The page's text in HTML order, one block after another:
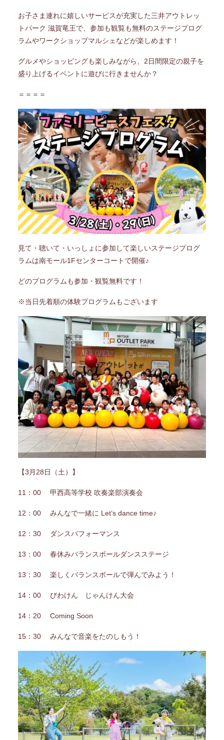
お子さま連れに嬉しいサービスが充実した三井アウトレッ
トパーク 滋賀竜王で、参加も観覧も無料のステージプログ
ラムやワークショップマルシェなどが楽しめます！
グルメやショッピングも楽しみながら、2日間限定の親子を
盛り上げるイベントに遊びに行きませんか？
＝＝＝＝
見て・聴いて・いっしょに参加して楽しいステージプログ
ラムは南モール1Fセンターコートで開催♪
どのプログラムも参加・観覧無料です！
※当日先着順の体験プログラムもございます
【3月28日（土）】
11：00 甲西高等学校 吹奏楽部演奏会
12：00 みんなで一緒に Let’s dance time♪
12：30 ダンスパフォーマンス
13：00 春休みバランスボールダンスステージ
13：30 楽しくバランスボールで弾んでみよう！
14：00 びわけん じゃんけん大会
14：20 Coming Soon
15：30 みんなで音楽をたのしもう！